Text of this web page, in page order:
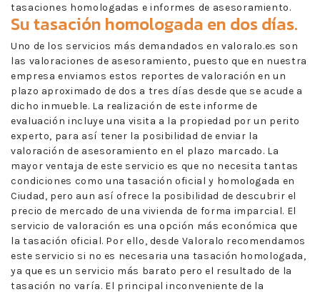
tasaciones homologadas e informes de asesoramiento.
Su tasación homologada en dos días.
Uno de los servicios más demandados en valoralo.es son
las valoraciones de asesoramiento, puesto que en nuestra
empresa enviamos estos reportes de valoración en un
plazo aproximado de dos a tres días desde que se acude a
dicho inmueble. La realización de este informe de
evaluación incluye una visita a la propiedad por un perito
experto, para así tener la posibilidad de enviar la
valoración de asesoramiento en el plazo marcado. La
mayor ventaja de este servicio es que no necesita tantas
condiciones como una tasación oficial y homologada en
Ciudad, pero aun así ofrece la posibilidad de descubrir el
precio de mercado de una vivienda de forma imparcial. El
servicio de valoración es una opción más económica que
la tasación oficial. Por ello, desde Valoralo recomendamos
este servicio si no es necesaria una tasación homologada,
ya que es un servicio más barato pero el resultado de la
tasación no varía. El principal inconveniente de la